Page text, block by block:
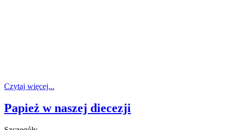
Czytaj więcej...
Papież w naszej diecezji